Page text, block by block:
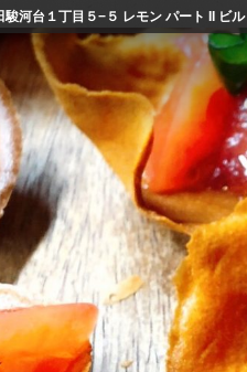
河台１丁目５−５ レモン パート II ビ